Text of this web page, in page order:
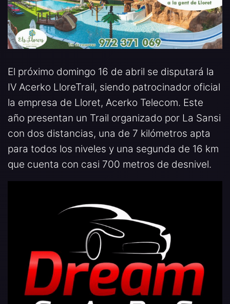
El próximo domingo 16 de abril se disputará la
IV Acerko LloreTrail, siendo patrocinador oficial
la empresa de Lloret, Acerko Telecom. Este
año presentan un Trail organizado por La Sansi
con dos distancias, una de 7 kilómetros apta
para todos los niveles y una segunda de 16 km
que cuenta con casi 700 metros de desnivel.